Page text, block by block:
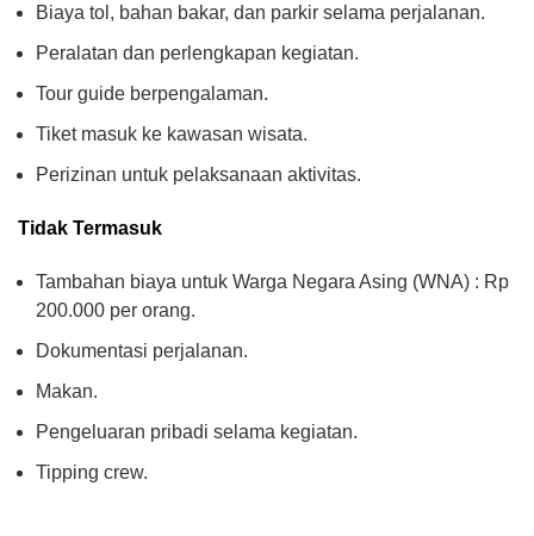
Biaya tol, bahan bakar, dan parkir selama perjalanan.
Peralatan dan perlengkapan kegiatan.
Tour guide berpengalaman.
Tiket masuk ke kawasan wisata.
Perizinan untuk pelaksanaan aktivitas.
Tidak Termasuk
Tambahan biaya untuk Warga Negara Asing (WNA) : Rp
200.000 per orang.
Dokumentasi perjalanan.
Makan.
Pengeluaran pribadi selama kegiatan.
Tipping crew.